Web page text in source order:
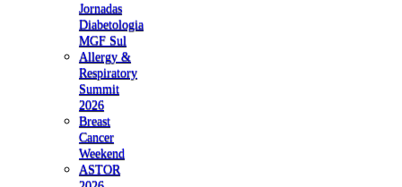
Jornadas
Diabetologia
MGF Sul
Allergy &
Respiratory
Summit
2026
Breast
Cancer
Weekend
ASTOR